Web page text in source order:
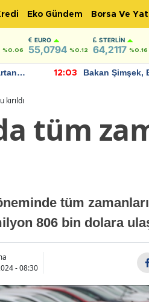
Eko Gündem Borsa Ve
%0.06
EURO
55,0794 %0.12
STERLIN
64,2117 %0.16
12:03
Bakan Şimşek,
tüm
tüm
806 bin dolara
- 08:30